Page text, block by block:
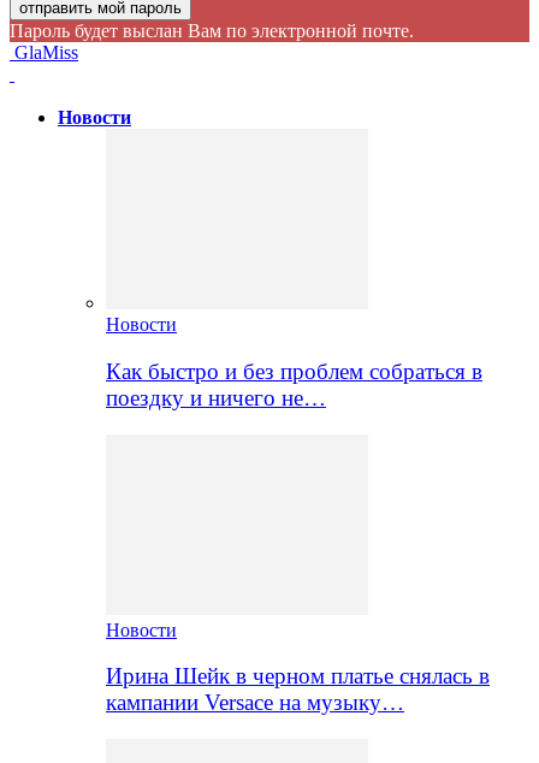
Пароль будет выслан Вам по электронной почте.
GlaMiss
Новости
Новости
Как быстро и без проблем собраться в
поездку и ничего не…
Новости
Ирина Шейк в черном платье снялась в
кампании Versace на музыку…